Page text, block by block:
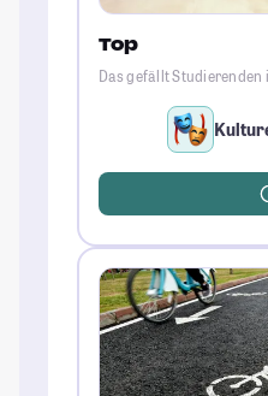
Top
Das gefällt Studierenden